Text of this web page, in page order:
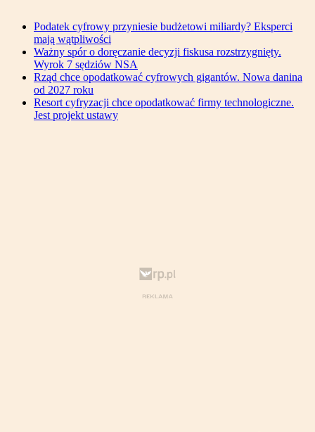
Podatek cyfrowy przyniesie budżetowi miliardy? Eksperci
mają wątpliwości
Ważny spór o doręczanie decyzji fiskusa rozstrzygnięty.
Wyrok 7 sędziów NSA
Rząd chce opodatkować cyfrowych gigantów. Nowa danina
od 2027 roku
Resort cyfryzacji chce opodatkować firmy technologiczne.
Jest projekt ustawy